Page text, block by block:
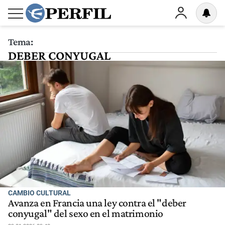
Tema:
DEBER CONYUGAL
CAMBIO CULTURAL
Avanza en Francia una ley contra el "deber
conyugal" del sexo en el matrimonio